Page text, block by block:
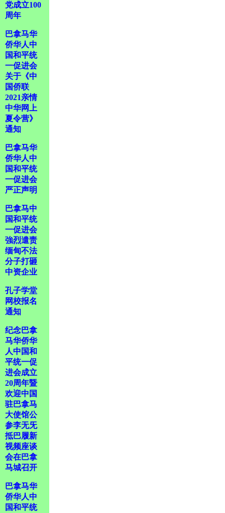
党成立100
周年
巴拿马华
侨华人中
国和平统
一促进会
关于《中
国侨联
2021亲情
中华网上
夏令营》
通知
巴拿马华
侨华人中
国和平统
一促进会
严正声明
巴拿马中
国和平统
一促进会
強烈遣责
缅甸不法
分子打砸
中资企业
孔子学堂
网校报名
通知
纪念巴拿
马华侨华
人中国和
平统一促
进会成立
20周年暨
欢迎中国
驻巴拿马
大使馆公
参李无旡
抵巴履新
视频座谈
会在巴拿
马城召开
巴拿马华
侨华人中
国和平统